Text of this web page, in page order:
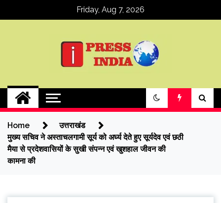
Friday, Aug 7, 2026
ipressindia
Home
उत्तराखंड
मुख्य सचिव ने अस्ताचलगामी सूर्य को अर्घ्य देते हुए सूर्यदेव एवं छठी
मैया से प्रदेशवासियों के सुखी संपन्न एवं खुशहाल जीवन की
कामना की